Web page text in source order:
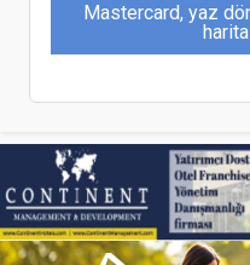
Mastercard, yaz
Sağlık turizminde